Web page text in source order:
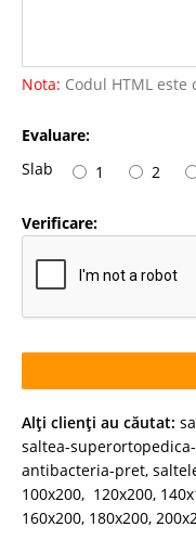
Nota: Codul HTML
Evaluare:
Slab
1 2
Verificare:
Alţi clienţi au căutat:
saltea-
antibacteria-pret,
100x200, 120x200,
160x200, 180x200,